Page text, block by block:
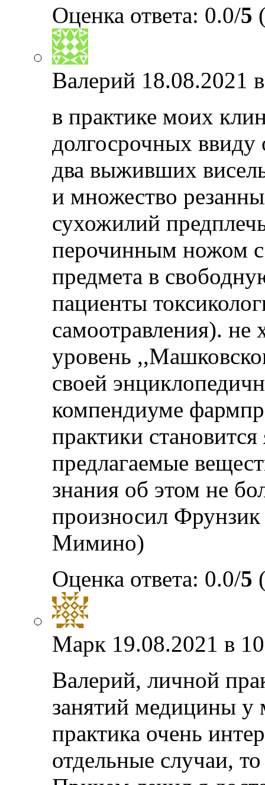
Оценка ответа: 0.0/5
Валерий 18.08.2021
в практике моих
долгосрочных
два выживших
и множество
сухожилий
перочинным ножом
предмета в
пациенты
самоотравления).
уровень
своей
компендиуме
практики
предлагаемые
знания об этом не
произносил
Мимино)
Оценка ответа: 0.0/5
Марк 19.08.2021 в
Валерий, личной
занятий медицины у
практика очень
отдельные случаи,